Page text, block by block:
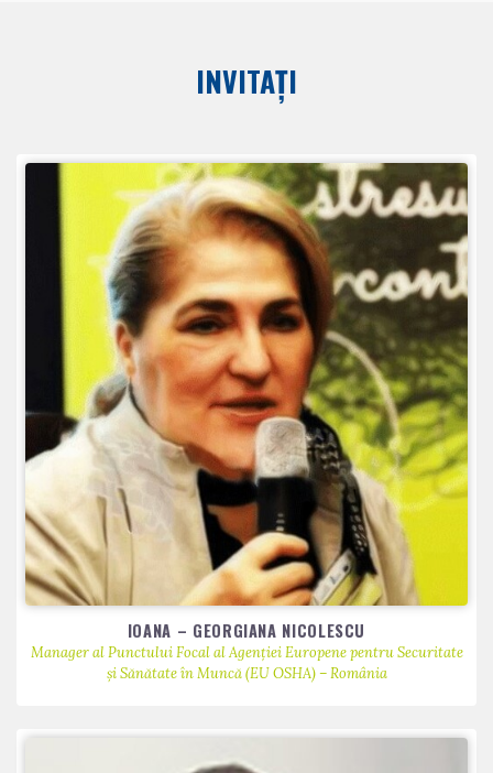
INVITAȚI
IOANA – GEORGIANA NICOLESCU
Manager al Punctului Focal al Agenției Europene pentru Securitate
și Sănătate în Muncă (EU OSHA) – România